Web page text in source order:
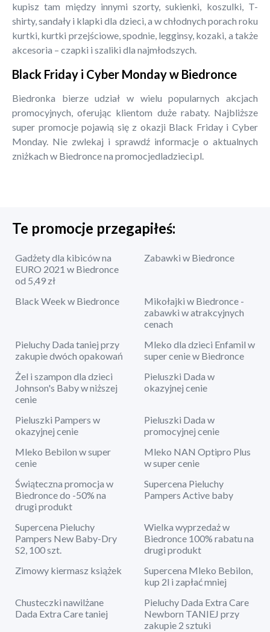
kupisz tam między innymi szorty, sukienki, koszulki, T-
shirty, sandały i klapki dla dzieci, a w chłodnych porach roku
kurtki, kurtki przejściowe, spodnie, legginsy, kozaki, a także
akcesoria – czapki i szaliki dla najmłodszych.
Black Friday i Cyber Monday w Biedronce
Biedronka bierze udział w wielu popularnych akcjach
promocyjnych, oferując klientom duże rabaty. Najbliższe
super promocje pojawią się z okazji Black Friday i Cyber
Monday. Nie zwlekaj i sprawdź informacje o aktualnych
zniżkach w Biedronce na promocjedladzieci.pl.
Te promocje przegapiłeś:
Gadżety dla kibiców na
EURO 2021 w Biedronce
od 5,49 zł
Zabawki w Biedronce
Black Week w Biedronce
Mikołajki w Biedronce -
zabawki w atrakcyjnych
cenach
Pieluchy Dada taniej przy
zakupie dwóch opakowań
Mleko dla dzieci Enfamil w
super cenie w Biedronce
Żel i szampon dla dzieci
Johnson's Baby w niższej
cenie
Pieluszki Dada w
okazyjnej cenie
Pieluszki Pampers w
okazyjnej cenie
Pieluszki Dada w
promocyjnej cenie
Mleko Bebilon w super
cenie
Mleko NAN Optipro Plus
w super cenie
Świąteczna promocja w
Biedronce do -50% na
drugi produkt
Supercena Pieluchy
Pampers Active baby
Supercena Pieluchy
Pampers New Baby-Dry
S2, 100 szt.
Wielka wyprzedaż w
Biedronce 100% rabatu na
drugi produkt
Zimowy kiermasz książek
Supercena Mleko Bebilon,
kup 2l i zapłać mniej
Chusteczki nawilżane
Dada Extra Care taniej
Pieluchy Dada Extra Care
Newborn TANIEJ przy
zakupie 2 sztuki